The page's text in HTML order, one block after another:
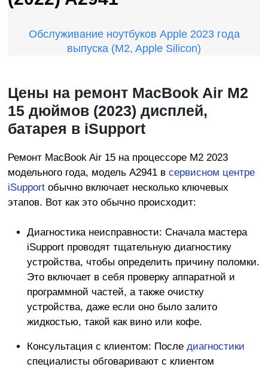
Обслуживание ноутбуков Apple 2023 года
выпуска (M2, Apple Silicon)
Цены на ремонт MacBook Air M2
15 дюймов (2023) дисплей,
батарея в iSupport
Ремонт MacBook Air 15 на процессоре M2 2023
модельного года, модель A2941 в сервисном центре
iSupport обычно включает несколько ключевых
этапов. Вот как это обычно происходит:
Диагностиканеисправности: Сначала мастера
iSupport проводят тщательную диагностику
устройства, чтобы определить причину поломки.
Это включает в себя проверку аппаратной и
программной частей, а также очистку
устройства, даже если оно было залито
жидкостью, такой как вино или кофе.
Консультация с клиентом: После диагностики
специалисты обговаривают с клиентом